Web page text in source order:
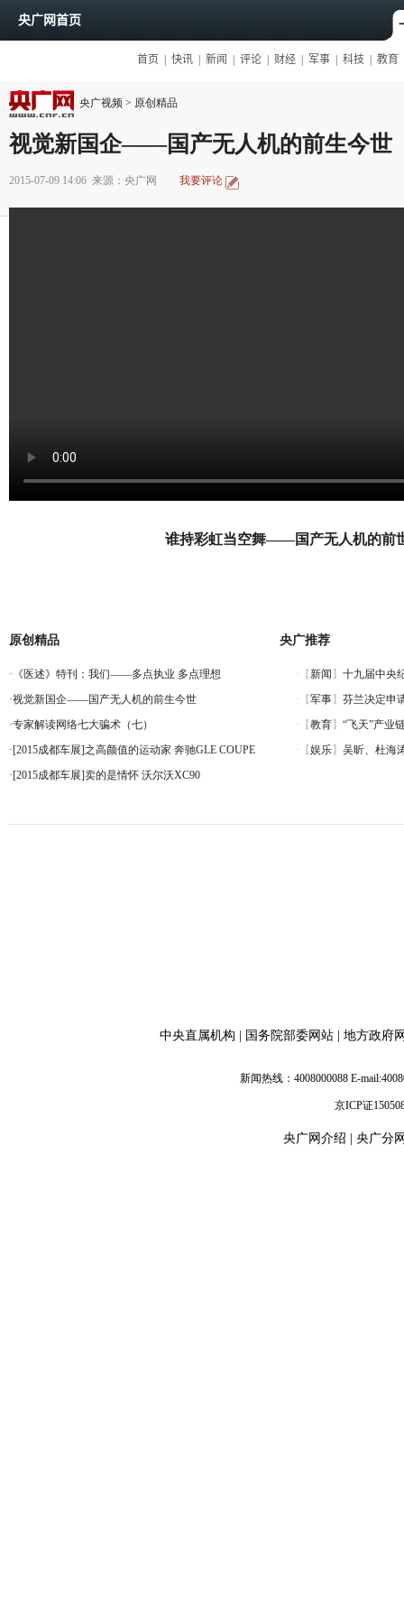
央广视频 > 原创精品
视觉新国企——国产无人机的前生今世
2015-07-09 14:06 来源：央广网 我要评论
谁持彩虹当空舞——国产无人机的前
原创精品
· 《医述》特刊：我们——多点执业 多点理想
·视觉新国企——国产无人机的前生今世
·专家解读网络七大骗术（七）
·[2015成都车展]之高颜值的运动家 奔驰GLE COUPE
·[2015成都车展]卖的是情怀 沃尔沃XC90
央广推荐